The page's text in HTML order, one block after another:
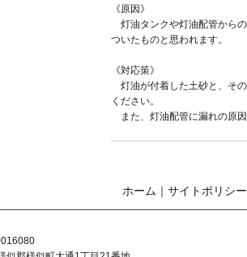
《原因》
灯油タンクや灯油配管から
ついたものと思われます。
《対応策》
灯油が付着した土砂と、そ
ください。
また、灯油配管に漏れの原
ホーム ｜ サイトポリシー